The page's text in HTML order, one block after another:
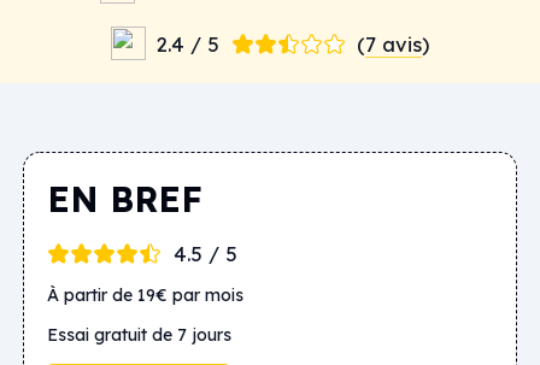
2.4 / 5 (7 avis)
EN BREF
4.5 / 5
À partir de 19€ par mois
Essai gratuit de 7 jours